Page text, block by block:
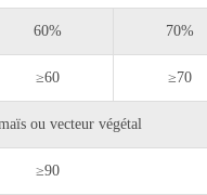
60% 70%
≥60 ≥70
ou vecteur végétal
≥90